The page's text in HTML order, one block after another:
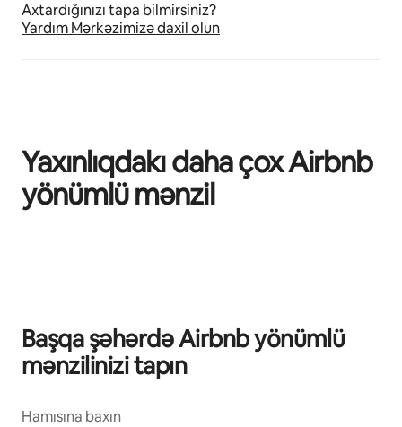
Axtardığınızı tapa bilmirsiniz?
Yardım Mərkəzimizə daxil olun
Yaxınlıqdakı daha çox Airbnb
yönümlü mənzil
Başqa şəhərdə Airbnb yönümlü
mənzilinizi tapın
Hamısına baxın